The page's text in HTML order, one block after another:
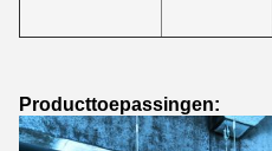
Producttoepassingen: